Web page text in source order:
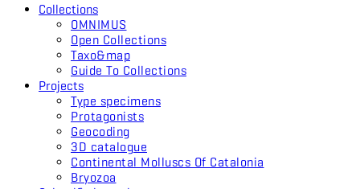
Collections
OMNIMUS
Open Collections
Taxo&map
Guide To Collections
Projects
Type specimens
Protagonists
Geocoding
3D catalogue
Continental Molluscs Of Catalonia
Bryozoa